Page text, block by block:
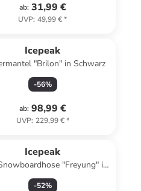
ab: 31,99 €
UVP: 49,99 €*
Icepeak
"Brilon" in Schwarz
-56%
ab: 98,99 €
UVP: 229,99 €*
Icepeak
"Freyung" in
Schwarz
-52%